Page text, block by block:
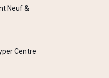
Neuf &
Centre